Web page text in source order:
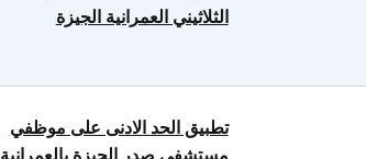
الثلاثيني العمرانية الجيزة
تطبيق الحد الادنى على موظفي
مستشفى صدر الجيزة بالعمرانية